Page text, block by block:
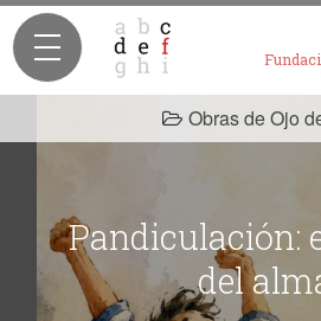
Obras de Ojo
Pandiculación:
del